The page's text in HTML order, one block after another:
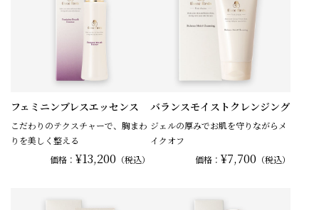
フェミニンブレスエッセンス
こだわりのテクスチャーで、胸まわ
りを美しく整える
価格：¥13,200 （税込）
バランスモイストクレンジング
ジェルの厚みでお肌を守りながらメ
イクオフ
価格： ¥7,700 （税込）